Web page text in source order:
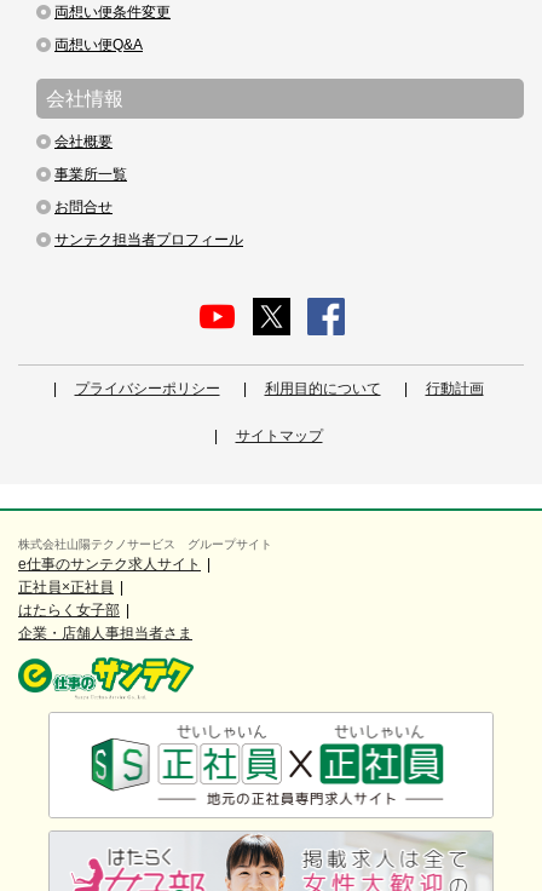
両想い便条件変更
両想い便Q&A
会社情報
会社概要
事業所一覧
お問合せ
サンテク担当者プロフィール
プライバシーポリシー 利用目的について 行動計画
サイトマップ
株式会社山陽テクノサービス グループサイト
e仕事のサンテク求人サイト
正社員×正社員
はたらく女子部
企業・店舗人事担当者さま